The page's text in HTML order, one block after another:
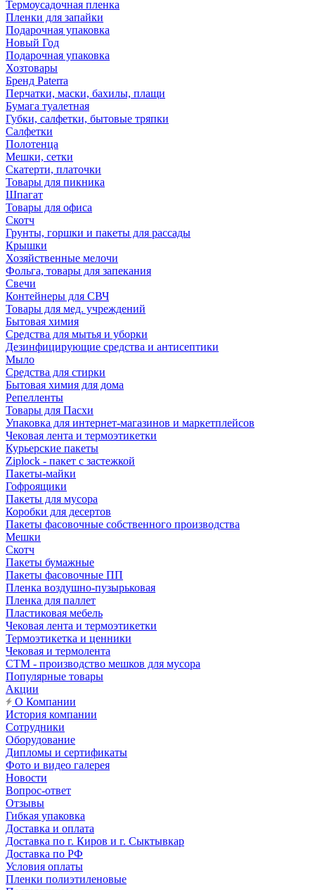
Термоусадочная пленка
Пленки для запайки
Подарочная упаковка
Новый Год
Подарочная упаковка
Хозтовары
Бренд Paterra
Перчатки, маски, бахилы, плащи
Бумага туалетная
Губки, салфетки, бытовые тряпки
Салфетки
Полотенца
Мешки, сетки
Скатерти, платочки
Товары для пикника
Шпагат
Товары для офиса
Скотч
Грунты, горшки и пакеты для рассады
Крышки
Хозяйственные мелочи
Фольга, товары для запекания
Свечи
Контейнеры для СВЧ
Товары для мед. учреждений
Бытовая химия
Средства для мытья и уборки
Дезинфицирующие средства и антисептики
Мыло
Средства для стирки
Бытовая химия для дома
Репелленты
Товары для Пасхи
Упаковка для интернет-магазинов и маркетплейсов
Чековая лента и термоэтикетки
Курьерские пакеты
Ziplock - пакет с застежкой
Пакеты-майки
Гофроящики
Пакеты для мусора
Коробки для десертов
Пакеты фасовочные собственного производства
Мешки
Скотч
Пакеты бумажные
Пакеты фасовочные ПП
Пленка воздушно-пузырьковая
Пленка для паллет
Пластиковая мебель
Чековая лента и термоэтикетки
Термоэтикетка и ценники
Чековая и термолента
СТМ - производство мешков для мусора
Популярные товары
Акции
О Компании
История компании
Сотрудники
Оборудование
Дипломы и сертификаты
Фото и видео галерея
Новости
Вопрос-ответ
Отзывы
Гибкая упаковка
Доставка и оплата
Доставка по г. Киров и г. Сыктывкар
Доставка по РФ
Условия оплаты
Пленки полиэтиленовые